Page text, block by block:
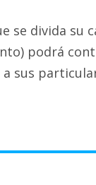
se divida su
podrá
sus